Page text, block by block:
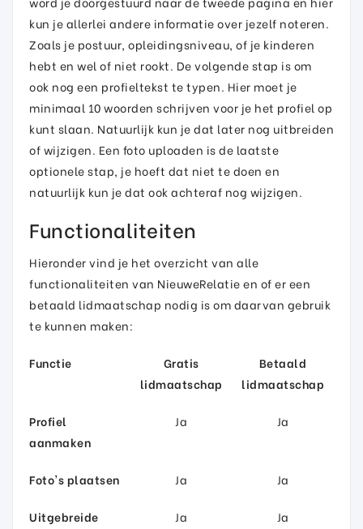
kun je allerlei andere informatie over jezelf noteren.
Zoals je postuur, opleidingsniveau, of je kinderen
hebt en wel of niet rookt. De volgende stap is om
ook nog een profieltekst te typen. Hier moet je
minimaal 10 woorden schrijven voor je het profiel op
kunt slaan. Natuurlijk kun je dat later nog uitbreiden
of wijzigen. Een foto uploaden is de laatste
optionele stap, je hoeft dat niet te doen en
natuurlijk kun je dat ook achteraf nog wijzigen.
Functionaliteiten
Hieronder vind je het overzicht van alle
functionaliteiten van NieuweRelatie en of er een
betaald lidmaatschap nodig is om daarvan gebruik
te kunnen maken:
Functie
Gratis
lidmaatschap
Betaald
lidmaatschap
Profiel
aanmaken
Ja Ja
Foto's plaatsen Ja Ja
Uitgebreide
Ja Ja